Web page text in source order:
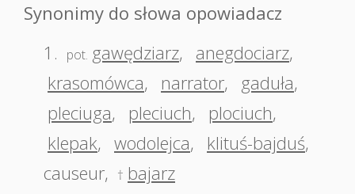
Synonimy do słowa opowiadacz
1.
pot. gawędziarz, anegdociarz,
krasomówca, narrator, gaduła,
pleciuga, pleciuch, plociuch,
klepak, wodolejca, klituś-bajduś,
causeur, † bajarz